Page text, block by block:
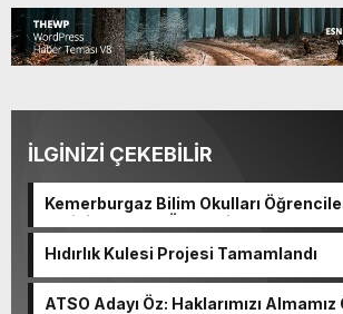
İLGİNİZİ ÇEKEBİLİR
Kemerburgaz Bilim Okulları
Tarihi Başarı: 6 Öğrenci 14 Madalya
Hıdırlık Kulesi Projesi Tamamlandı
ATSO Adayı Öz: Haklarımızı